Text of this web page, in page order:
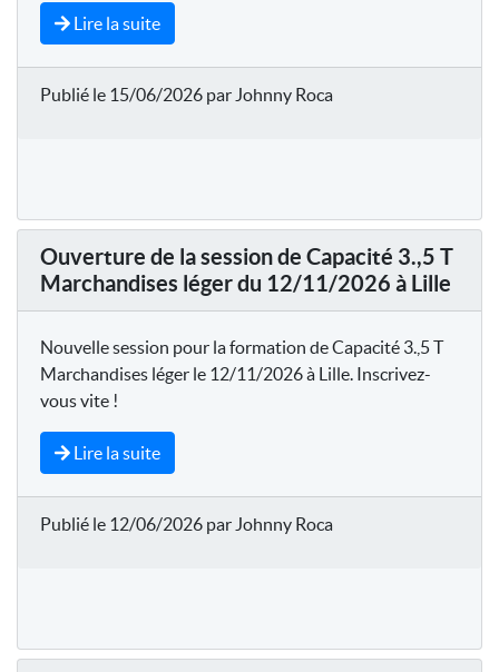
Lire la suite
Publié le 15/06/2026 par Johnny Roca
Ouverture de la session de Capacité 3.,5 T
Marchandises léger du 12/11/2026 à Lille
Nouvelle session pour la formation de Capacité 3.,5 T
Marchandises léger le 12/11/2026 à Lille. Inscrivez-
vous vite !
Lire la suite
Publié le 12/06/2026 par Johnny Roca